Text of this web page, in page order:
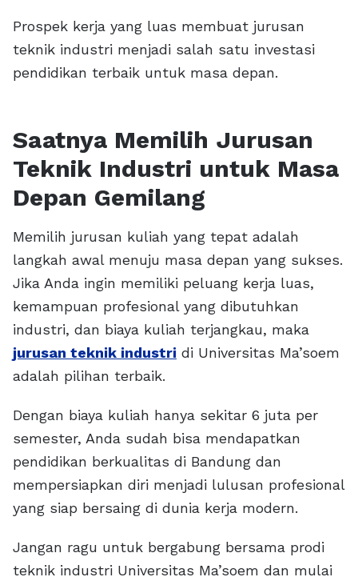
Prospek kerja yang luas membuat jurusan
teknik industri menjadi salah satu investasi
pendidikan terbaik untuk masa depan.
Saatnya Memilih Jurusan
Teknik Industri untuk Masa
Depan Gemilang
Memilih jurusan kuliah yang tepat adalah
langkah awal menuju masa depan yang sukses.
Jika Anda ingin memiliki peluang kerja luas,
kemampuan profesional yang dibutuhkan
industri, dan biaya kuliah terjangkau, maka
jurusan teknik industri di Universitas Ma’soem
adalah pilihan terbaik.
Dengan biaya kuliah hanya sekitar 6 juta per
semester, Anda sudah bisa mendapatkan
pendidikan berkualitas di Bandung dan
mempersiapkan diri menjadi lulusan profesional
yang siap bersaing di dunia kerja modern.
Jangan ragu untuk bergabung bersama prodi
teknik industri Universitas Ma’soem dan mulai